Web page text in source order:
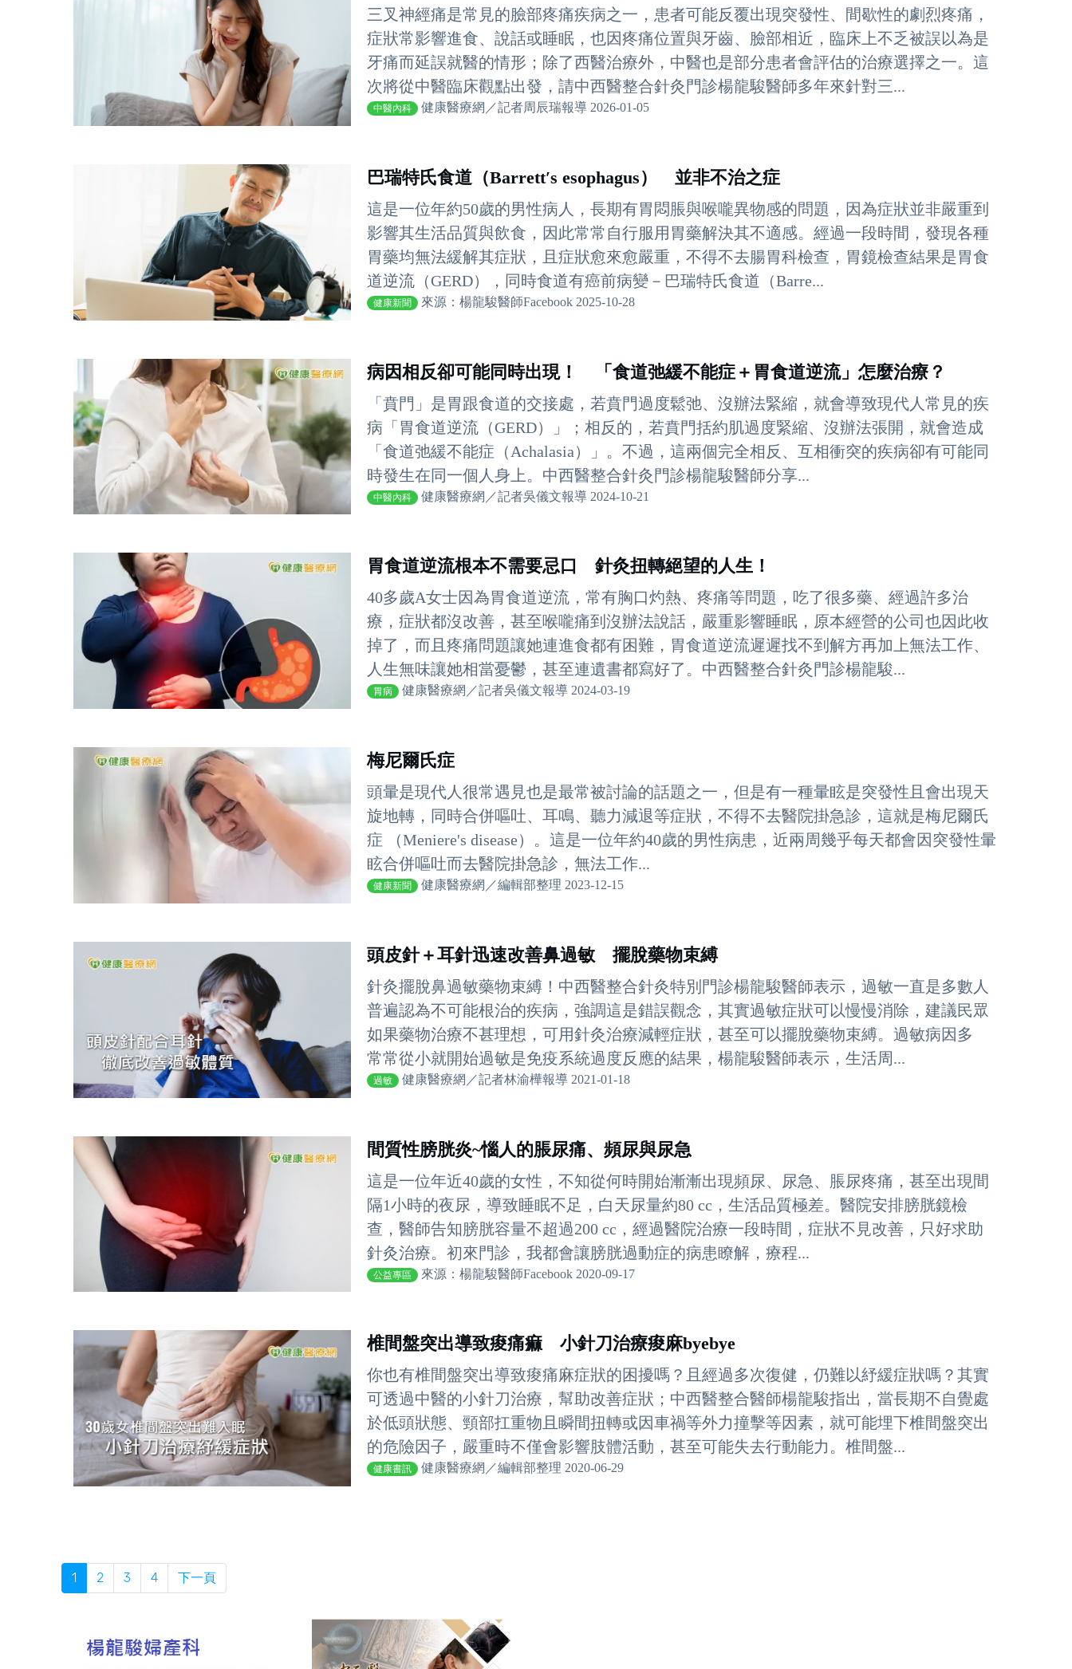
三叉神經痛是常見的臉部疼痛疾病之一，患者可能反覆出現突發性、間歇性的劇烈疼痛，
症狀常影響進食、說話或睡眠，也因疼痛位置與牙齒、臉部相近，臨床上不乏被誤以為是
牙痛而延誤就醫的情形；除了西醫治療外，中醫也是部分患者會評估的治療選擇之一。這
次將從中醫臨床觀點出發，請中西醫整合針灸門診楊龍駿醫師多年來針對三...
中醫內科 健康醫療網／記者周辰瑞報導 2026-01-05
巴瑞特氏食道（Barrett′s esophagus） 並非不治之症
這是一位年約50歲的男性病人，長期有胃悶脹與喉嚨異物感的問題，因為症狀並非嚴重到
影響其生活品質與飲食，因此常常自行服用胃藥解決其不適感。經過一段時間，發現各種
胃藥均無法緩解其症狀，且症狀愈來愈嚴重，不得不去腸胃科檢查，胃鏡檢查結果是胃食
道逆流（GERD），同時食道有癌前病變－巴瑞特氏食道（Barre...
健康新聞 來源：楊龍駿醫師Facebook 2025-10-28
病因相反卻可能同時出現！ 「食道弛緩不能症＋胃食道逆流」怎麼治療？
「賁門」是胃跟食道的交接處，若賁門過度鬆弛、沒辦法緊縮，就會導致現代人常見的疾
病「胃食道逆流（GERD）」；相反的，若賁門括約肌過度緊縮、沒辦法張開，就會造成
「食道弛緩不能症（Achalasia）」。不過，這兩個完全相反、互相衝突的疾病卻有可能同
時發生在同一個人身上。中西醫整合針灸門診楊龍駿醫師分享...
中醫內科 健康醫療網／記者吳儀文報導 2024-10-21
胃食道逆流根本不需要忌口 針灸扭轉絕望的人生！
40多歲A女士因為胃食道逆流，常有胸口灼熱、疼痛等問題，吃了很多藥、經過許多治
療，症狀都沒改善，甚至喉嚨痛到沒辦法說話，嚴重影響睡眠，原本經營的公司也因此收
掉了，而且疼痛問題讓她連進食都有困難，胃食道逆流遲遲找不到解方再加上無法工作、
人生無味讓她相當憂鬱，甚至連遺書都寫好了。中西醫整合針灸門診楊龍駿...
胃病 健康醫療網／記者吳儀文報導 2024-03-19
梅尼爾氏症
頭暈是現代人很常遇見也是最常被討論的話題之一，但是有一種暈眩是突發性且會出現天
旋地轉，同時合併嘔吐、耳鳴、聽力減退等症狀，不得不去醫院掛急診，這就是梅尼爾氏
症 （Meniere's disease）。這是一位年約40歲的男性病患，近兩周幾乎每天都會因突發性暈
眩合併嘔吐而去醫院掛急診，無法工作...
健康新聞 健康醫療網／編輯部整理 2023-12-15
頭皮針＋耳針迅速改善鼻過敏 擺脫藥物束縛
針灸擺脫鼻過敏藥物束縛！中西醫整合針灸特別門診楊龍駿醫師表示，過敏一直是多數人
普遍認為不可能根治的疾病，強調這是錯誤觀念，其實過敏症狀可以慢慢消除，建議民眾
如果藥物治療不甚理想，可用針灸治療減輕症狀，甚至可以擺脫藥物束縛。過敏病因多
常常從小就開始過敏是免疫系統過度反應的結果，楊龍駿醫師表示，生活周...
過敏 健康醫療網／記者林渝樺報導 2021-01-18
間質性膀胱炎~惱人的脹尿痛、頻尿與尿急
這是一位年近40歲的女性，不知從何時開始漸漸出現頻尿、尿急、脹尿疼痛，甚至出現間
隔1小時的夜尿，導致睡眠不足，白天尿量約80 cc，生活品質極差。醫院安排膀胱鏡檢
查，醫師告知膀胱容量不超過200 cc，經過醫院治療一段時間，症狀不見改善，只好求助
針灸治療。初來門診，我都會讓膀胱過動症的病患瞭解，療程...
公益專區 來源：楊龍駿醫師Facebook 2020-09-17
椎間盤突出導致痠痛痲 小針刀治療痠麻byebye
你也有椎間盤突出導致痠痛麻症狀的困擾嗎？且經過多次復健，仍難以紓緩症狀嗎？其實
可透過中醫的小針刀治療，幫助改善症狀；中西醫整合醫師楊龍駿指出，當長期不自覺處
於低頭狀態、頸部扛重物且瞬間扭轉或因車禍等外力撞擊等因素，就可能埋下椎間盤突出
的危險因子，嚴重時不僅會影響肢體活動，甚至可能失去行動能力。椎間盤...
健康書訊 健康醫療網／編輯部整理 2020-06-29
1 2 3 4 下一頁